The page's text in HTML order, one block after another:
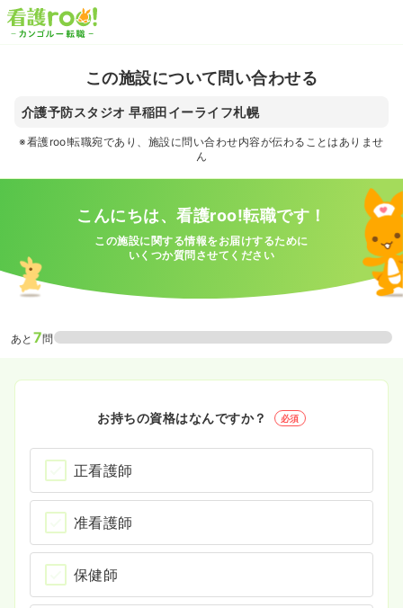
この施設について問い合わせる
介護予防スタジオ 早稲田イーライフ札幌
※看護roo!転職宛であり、施設に問い合わせ内容が伝わることはありませ
ん
こんにちは、看護roo!転職です！
この施設に関する情報をお届けするために
いくつか質問させてください
あと 7問
お持ちの資格はなんですか？ 必須
正看護師
准看護師
保健師